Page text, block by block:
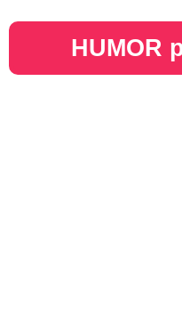
HUMOR